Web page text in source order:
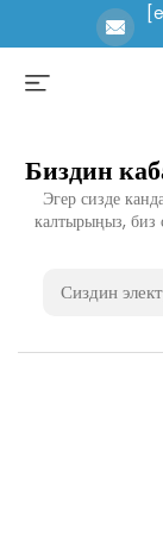
Биздин
Эгер сизде
калтырыңыз, биз